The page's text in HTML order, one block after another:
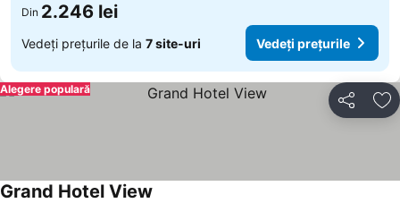
Din 2.246 lei
Vedeți prețurile de la 7 site-uri Vedeți prețurile
Distribuiți
Alegere populară
Grand Hotel View